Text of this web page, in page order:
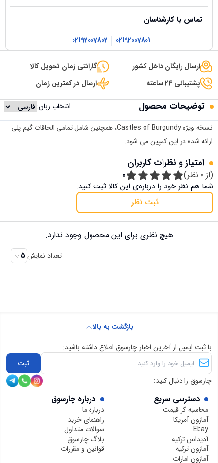
تماس با کارشناسان
02192007801
02192007802
ارسال رایگان داخل کشور
گارانتی زمان تحویل کالا
پشتیبانی 24 ساعته
ارسال در کمترین زمان
توضیحات محصول
انتخاب زبان:
نسخه ویژه Castles of Burgundy، همچنین شامل تمامی الحاقات گیم پلی
ارائه شده در این کمپین می شود.
امتیاز و نظرات کاربران
(از 0 نظر) 0
شما هم نظر خود را درباره‌ی این کالا ثبت کنید.
ثبت نظر
هیچ نظری برای این محصول وجود ندارد.
تعداد نمایش 5
دسترسی سریع
محاسبه گر قیمت
آمازون آمریکا
Ebay
آدیداس ترکیه
آمازون ترکیه
آمازون امارات
درباره چارسوق
درباره ما
راهنمای خرید
سوالات متداول
بلاگ چارسوق
قوانین و مقررات
بازگشت به بالا
با ثبت ایمیل از آخرین اخبار چارسوق اطلاع داشته باشید:
ثبت
چارسوق را دنبال کنید: